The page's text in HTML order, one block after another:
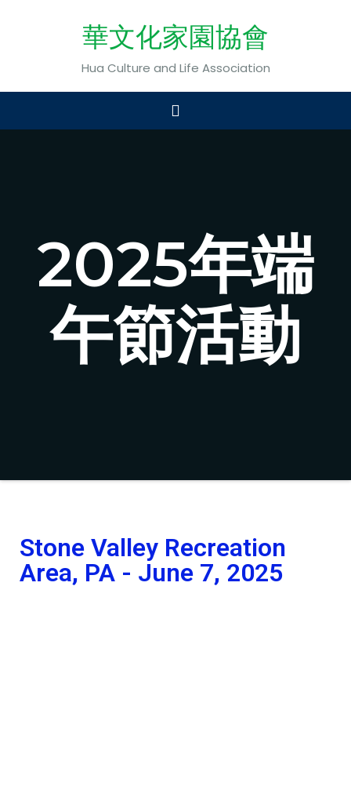
華文化家園協會
Hua Culture and Life Association
2025年端
午節活動
Stone Valley Recreation
Area, PA - June 7, 2025